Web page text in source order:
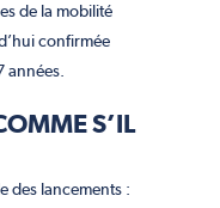
de la mobilité
confirmée
années.
S’IL
des lancements :